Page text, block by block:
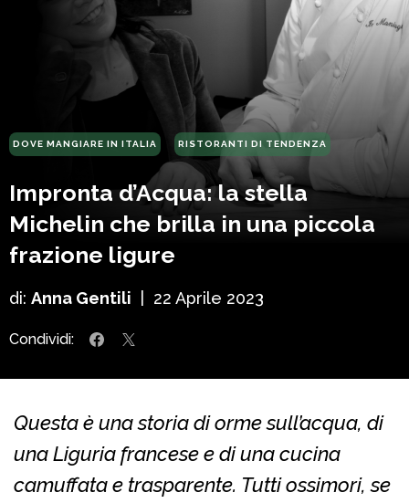
DOVE MANGIARE IN ITALIA RISTORANTI DI TENDENZA
Impronta d’Acqua: la stella
Michelin che brilla in una piccola
frazione ligure
di: Anna Gentili 22 Aprile 2023
Condividi:
Questa è una storia di orme sull’acqua, di
una Liguria francese e di una cucina
camuffata e trasparente. Tutti ossimori, se